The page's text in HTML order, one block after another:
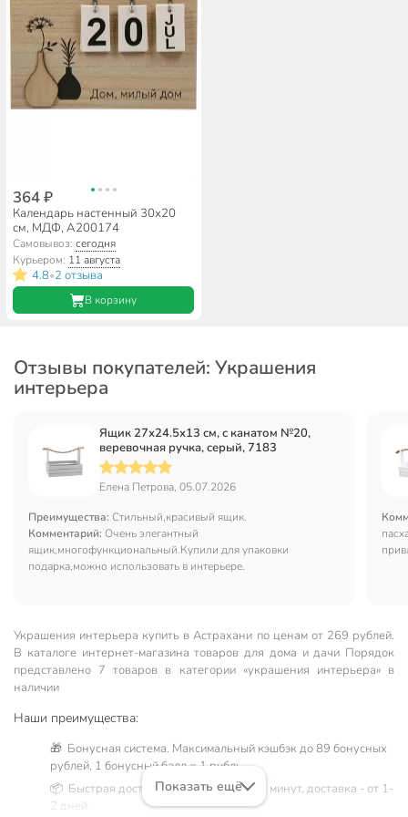
364 ₽
Календарь настенный 30х20
см, МДФ, A200174
Самовывоз:сегодня
Курьером: 11 августа
4.8•2 отзыва
В корзину
Отзывы покупателей: Украшения
интерьера
Ящик 27х24.5х13 см, с канатом №20,
веревочная ручка, серый, 7183
Елена Петрова, 05.07.2026
Преимущества: Стильный,красивый ящик.
Комментарий: Очень элегантный
ящик,многофункциональный.Купили для упаковки
подарка,можно использовать в интерьере.
Украшения интерьера купить в Астрахани по ценам от 269 рублей.
В каталоге интернет-магазина товаров для дома и дачи Порядок
представлено 7 товаров в категории «украшения интерьера» в
наличии
Наши преимущества:
🎁 Бонусная система. Максимальный кэшбэк до 89 бонусных
рублей, 1 бонусный балл = 1 рубль.
📦 Быстрая доставка. Самовывоз от 60 минут, доставка - от 1-
2 дней.
Показать ещё